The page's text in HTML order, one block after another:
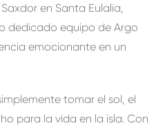
en Santa Eulalia,
dedicado equipo de Argo
emocionante en un
tomar el sol, el
para la vida en la isla. Con